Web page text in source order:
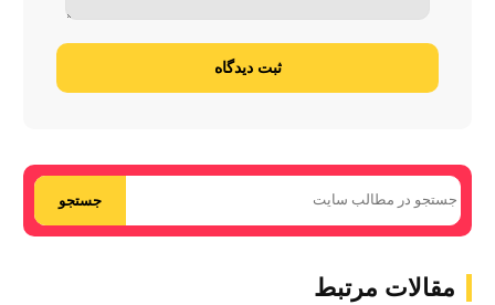
ثبت دیدگاه
جستجو
مقالات مرتبط